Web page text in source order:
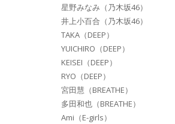
星野みなみ（乃木坂46）
井上小百合（乃木坂46）
TAKA（DEEP）
YUICHIRO（DEEP）
KEISEI（DEEP）
RYO（DEEP）
宮田慧（BREATHE）
多田和也（BREATHE）
Ami（E-girls）